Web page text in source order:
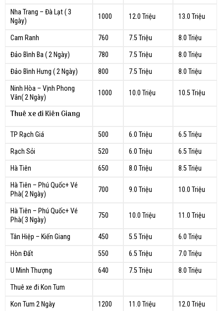
Nha Trang – Đà Lạt ( 3
Ngày)
1000 12.0 Triệu 13.0 Triệu
Cam Ranh 760 7.5 Triệu
8.0 Triệu
Đảo Bình Ba ( 2 Ngày)
780 7.5 Triệu
8.0 Triệu
Đảo Bình Hưng ( 2 Ngày)
800 7.5 Triệu
8.0 Triệu
Ninh Hòa – Vịnh Phong
Vân( 2 Ngày)
1000 10.0 Triệu 10.5 Triệu
Thuê xe đi Kiên Giang
TP Rạch Giá 500 6.0 Triệu
6.5 Triệu
Rạch Sỏi
520 6.0 Triệu
6.5 Triệu
Hà Tiên
650 8.0 Triệu
8.5 Triệu
Hà Tiên – Phú Quốc+ Vé
Phà( 2 Ngày)
700 9.0 Triệu 10.0 Triệu
Hà Tiên – Phú Quốc+ Vé
Phà( 3 Ngày)
750 10.0 Triệu 11.0 Triệu
Tân Hiệp – Kiến Giang 450 5.5 Triệu
6.0 Triệu
Hòn Đất
550 6.5 Triệu
7.0 Triệu
U Minh Thượng
640 7.5 Triệu
8.0 Triệu
Thuê xe đi Kon Tum
Kon Tum 2 Ngày
1200 11.0 Triệu 12.0 Triệu